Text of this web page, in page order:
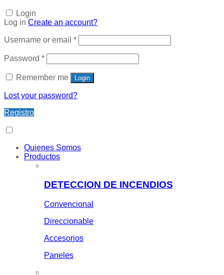
Login
Log in Create an account?
Username or email *
Password *
Remember me Login
Lost your password?
Registro
Quienes Somos
Productos
DETECCION DE INCENDIOS
Convencional
Direccionable
Accesorios
Paneles